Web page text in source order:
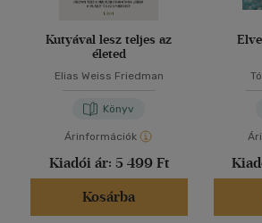
Kutyával lesz teljes az
életed
Elias Weiss Friedman
Könyv
Árinformációk
Kiadói ár: 5 499 Ft
Kosárba